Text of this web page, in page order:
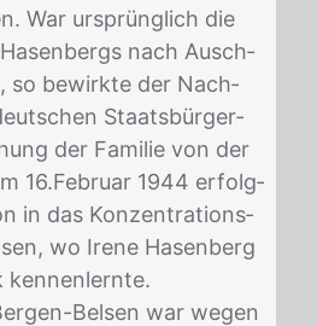
War ur­sprüng­lich die
nach Ausch­
so be­wirk­te der Nach­
Staats­bür­ger­
der Fa­mi­lie von der
16.Fe­bru­ar 1944 er­folg­
in das Kon­zen­tra­ti­ons­
wo Ire­ne Ha­sen­berg
ken­nen­lern­te.
Bel­sen war we­gen